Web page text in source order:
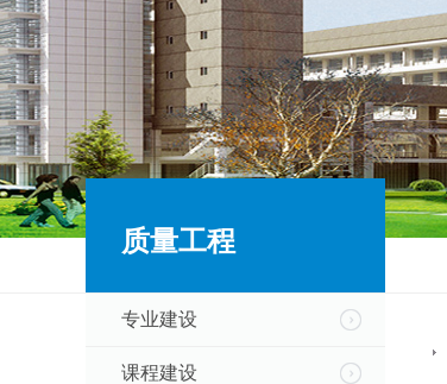
质量工程
专业建设
课程建设